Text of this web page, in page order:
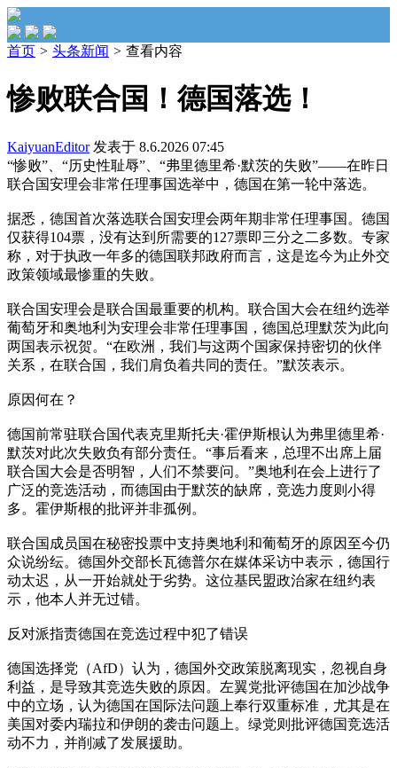
首页 > 头条新闻 > 查看内容
惨败联合国！德国落选！
KaiyuanEditor发表于 8.6.2026 07:45
“惨败”、“历史性耻辱”、“弗里德里希·默茨的失败”——在昨日
联合国安理会非常任理事国选举中，德国在第一轮中落选。
据悉，德国首次落选联合国安理会两年期非常任理事国。德国
仅获得104票，没有达到所需要的127票即三分之二多数。专家
称，对于执政一年多的德国联邦政府而言，这是迄今为止外交
政策领域最惨重的失败。
联合国安理会是联合国最重要的机构。联合国大会在纽约选举
葡萄牙和奥地利为安理会非常任理事国，德国总理默茨为此向
两国表示祝贺。“在欧洲，我们与这两个国家保持密切的伙伴
关系，在联合国，我们肩负着共同的责任。”默茨表示。
原因何在？
德国前常驻联合国代表克里斯托夫·霍伊斯根认为弗里德里希·
默茨对此次失败负有部分责任。“事后看来，总理不出席上届
联合国大会是否明智，人们不禁要问。”奥地利在会上进行了
广泛的竞选活动，而德国由于默茨的缺席，竞选力度则小得
多。霍伊斯根的批评并非孤例。
联合国成员国在秘密投票中支持奥地利和葡萄牙的原因至今仍
众说纷纭。德国外交部长瓦德普尔在媒体采访中表示，德国行
动太迟，从一开始就处于劣势。这位基民盟政治家在纽约表
示，他本人并无过错。
反对派指责德国在竞选过程中犯了错误
德国选择党（AfD）认为，德国外交政策脱离现实，忽视自身
利益，是导致其竞选失败的原因。左翼党批评德国在加沙战争
中的立场，认为德国在国际法问题上奉行双重标准，尤其是在
美国对委内瑞拉和伊朗的袭击问题上。绿党则批评德国竞选活
动不力，并削减了发展援助。